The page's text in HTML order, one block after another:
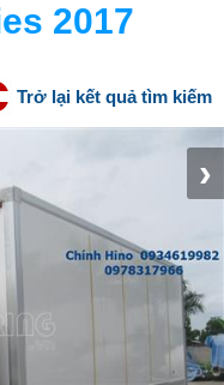
2017
Trở lại kết quả tìm kiếm
›